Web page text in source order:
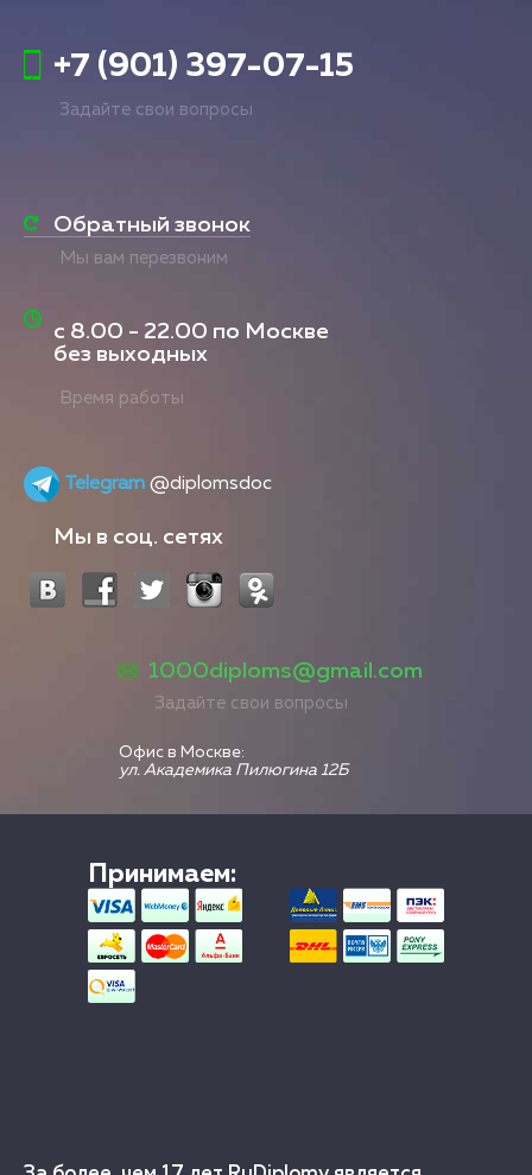
+7 (901) 397-07-15
Задайте свои вопросы
Обратный звонок
Мы вам перезвоним
с 8.00 - 22.00 по Москве
без выходных
Время работы
Telegram @diplomsdoc
Мы в соц. сетях
1000diploms@gmail.com
Задайте свои вопросы
Офис в Москве:
ул. Академика Пилюгина 12Б
Принимаем: